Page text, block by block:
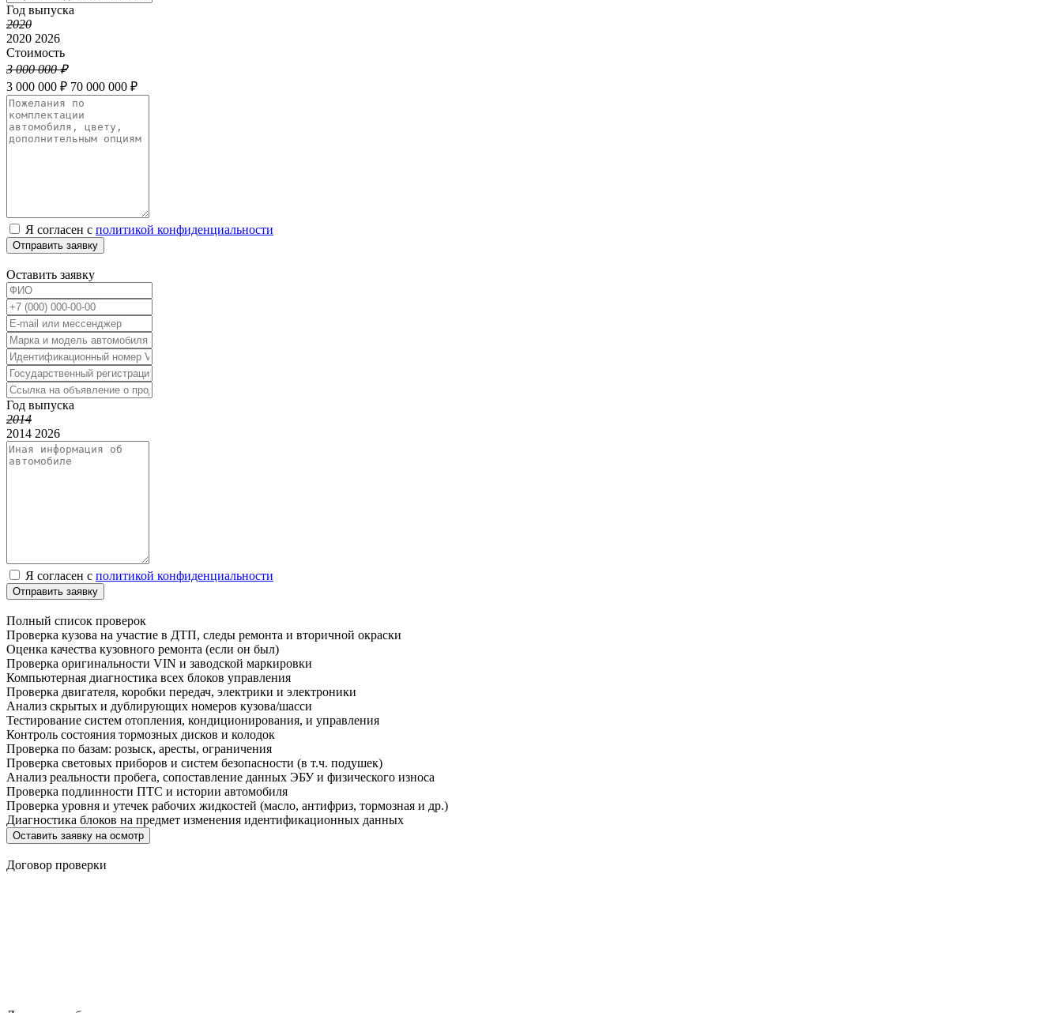
Год выпуска
2020
2020 2026
Стоимость
3 000 000 ₽
3 000 000 ₽ 70 000 000 ₽
Я согласен с политикой конфиденциальности
Отправить заявку
Оставить заявку
Год выпуска
2014
2014 2026
Я согласен с политикой конфиденциальности
Отправить заявку
Полный список проверок
Проверка кузова на участие в ДТП, следы ремонта и вторичной окраски
Оценка качества кузовного ремонта (если он был)
Проверка оригинальности VIN и заводской маркировки
Компьютерная диагностика всех блоков управления
Проверка двигателя, коробки передач, электрики и электроники
Анализ скрытых и дублирующих номеров кузова/шасси
Тестирование систем отопления, кондиционирования, и управления
Контроль состояния тормозных дисков и колодок
Проверка по базам: розыск, аресты, ограничения
Проверка световых приборов и систем безопасности (в т.ч. подушек)
Анализ реальности пробега, сопоставление данных ЭБУ и физического износа
Проверка подлинности ПТС и истории автомобиля
Проверка уровня и утечек рабочих жидкостей (масло, антифриз, тормозная и др.)
Диагностика блоков на предмет изменения идентификационных данных
Оставить заявку на осмотр
Договор проверки